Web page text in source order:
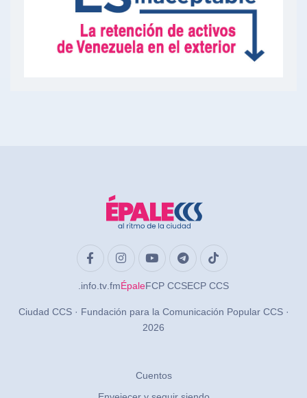
.info .tv .fmÉpaleFCP CCSECP CCS
Ciudad CCS · Fundación para la Comunicación Popular CCS ·
2026
Cuentos